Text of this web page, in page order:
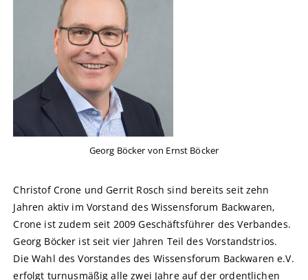
Georg Böcker von Ernst Böcker
Christof Crone und Gerrit Rosch sind bereits seit zehn
Jahren aktiv im Vorstand des Wissensforum Backwaren,
Crone ist zudem seit 2009 Geschäftsführer des Verbandes.
Georg Böcker ist seit vier Jahren Teil des Vorstandstrios.
Die Wahl des Vorstandes des Wissensforum Backwaren e.V.
erfolgt turnusmäßig alle zwei Jahre auf der ordentlichen